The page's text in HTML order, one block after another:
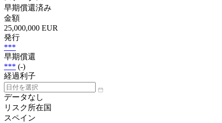
早期償還済み
金額
25,000,000 EUR
発行
***
早期償還
*** (-)
経過利子
データなし
リスク所在国
スペイン